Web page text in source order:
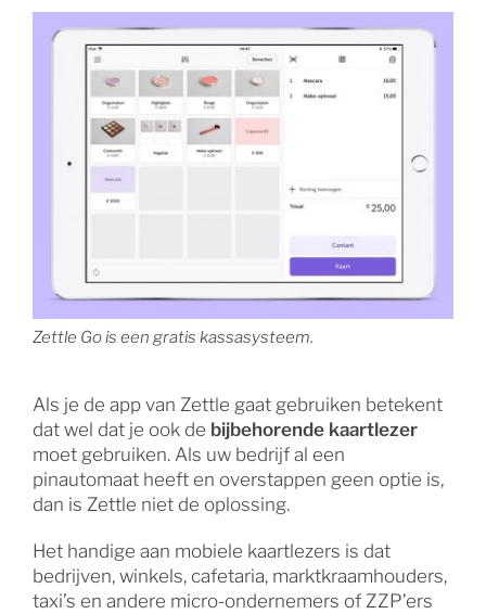
Zettle Go is een gratis kassasysteem.
Als je de app van Zettle gaat gebruiken betekent
dat wel dat je ook de bijbehorende kaartlezer
moet gebruiken. Als uw bedrijf al een
pinautomaat heeft en overstappen geen optie is,
dan is Zettle niet de oplossing.
Het handige aan mobiele kaartlezers is dat
bedrijven, winkels, cafetaria, marktkraamhouders,
taxi’s en andere micro-ondernemers of ZZP’ers